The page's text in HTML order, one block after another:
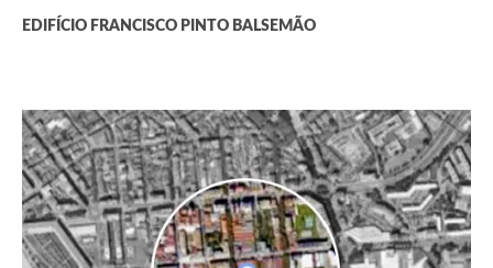
EDIFÍCIO FRANCISCO PINTO BALSEMÃO